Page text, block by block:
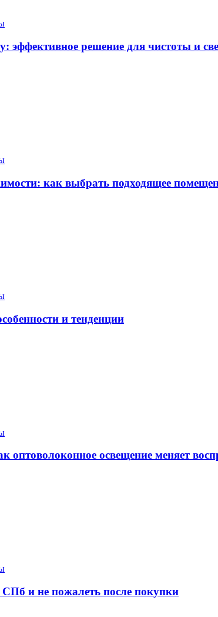
эффективное решение для чистоты и
как выбрать подходящее
и тенденции
оптоволоконное освещение меняет
и не пожалеть после покупки